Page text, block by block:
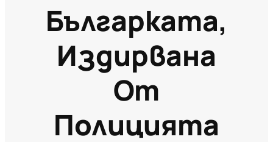
Българката,
Издирвана
От
Полицията